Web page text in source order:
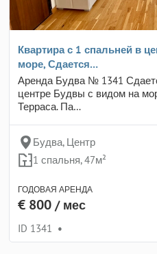
Квартира с 1 спальней в
море, Сдается…
Аренда Будва № 1341
центре Будвы с видом на
Терраса. Па…
Будва, Центр
1 спальня, 47м²
ГОДОВАЯ АРЕНДА
€ 800 / мес
ID 1341 •